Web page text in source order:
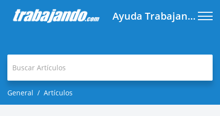
Ayuda Trabajando.com
General Artículos